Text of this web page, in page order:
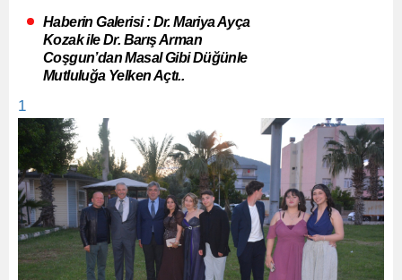
Haberin Galerisi : Dr. Mariya Ayça
Kozak ile Dr. Barış Arman
Coşgun’dan Masal Gibi Düğünle
Mutluluğa Yelken Açtı..
1